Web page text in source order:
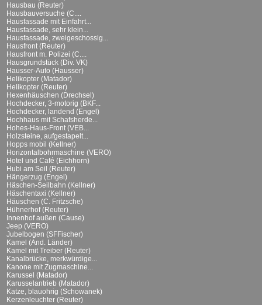
Hausbau (Reuter)
Hausbauversuche (C....
Hausfassade mit Einfahrt...
Hausfassade, sehr klein...
Hausfassade, zweigeschossig...
Hausfront (Reuter)
Hausfront m. Polizei (C....
Hausgrundstück (Div. VK)
Hausser-Auto (Hausser)
Helikopter (Matador)
Helikopter (Reuter)
Hexenhäuschen (Drechsel)
Hochdecker, 3-motorig (BKF...
Hochdecker, landend (Engel)
Hochhaus mit Schafsherde...
Hohes-Haus-Front (VEB...
Holzsteine, aufgestapelt...
Hopps mobil (Kellner)
Horizontalbohrmaschine (VERO)
Hotel und Café (Eichhorn)
Hubi am Seil (Reuter)
Hängerzug (Engel)
Häschen-Seilbahn (Kellner)
Häschentaxi (Kellner)
Häuschen (C. Fritzsche)
Hühnerhof (Reuter)
Innenhof außen (Cause)
Jeep (VERO)
Jubelbogen (SFFischer)
Kamel (And. Länder)
Kamel mit Treiber (Reuter)
Kanalbrücke, merkwürdige...
Kanone mit Zugmaschine...
Karussel (Matador)
Karusselantrieb (Matador)
Katze, blauohrig (Schowanek)
Kerzenleuchter (Reuter)